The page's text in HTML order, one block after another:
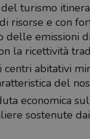
turismo
risorse e con
delle emissioni
la ricettività
centri abitativi
del
economica
sostenute